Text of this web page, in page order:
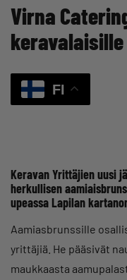
Virna
FI
Keravan Yrittäjien uusi
herkullisen
upeassa Lapilan
Aamiasbrunssille
yrittäjiä. He pääsivät
maukkaasta